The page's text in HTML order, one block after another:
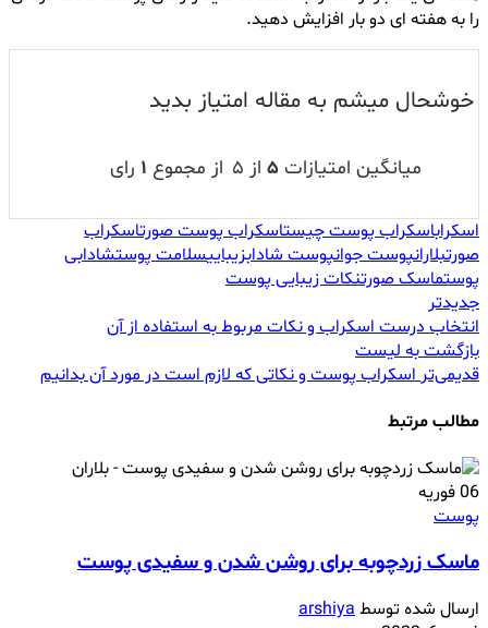
را به هفته ای دو بار افزایش دهید.
خوشحال میشم به مقاله امتیاز بدید
میانگین امتیازات ۵ از ۵ از مجموع ۱ رای
اسکراباسکراب پوست چیستاسکراب پوست صورتاسکراب
صورتبلارانپوست جوانپوست شادابزیباییسلامت پوستشادابی
پوستماسک صورتنکات زیبایی پوست
جدیدتر
انتخاب درست اسکراب و نکات مربوط به استفاده از آن
بازگشت به لیست
قدیمی‌تر اسکراب پوست و نکاتی که لازم است در مورد آن بدانیم
مطالب مرتبط
06فوریه
پوست
ماسک زردچوبه برای روشن شدن و سفیدی پوست
ارسال شده توسطarshiya